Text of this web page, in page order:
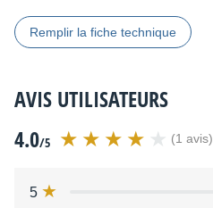
Remplir la fiche technique
AVIS UTILISATEURS
4.0/5 (1 avis)
5